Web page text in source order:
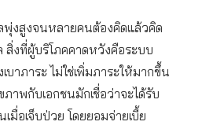
งสูงจนหลายคนต้องคิดแล้วคิด
สิ่งที่ผู้บริโภคคาดหวังคือระบบ
าภาระ ไม่ใช่เพิ่มภาระให้มากขึ้น
าพกับเอกชนมักเชื่อว่าจะได้รับ
มื่อเจ็บป่วย โดยยอมจ่ายเบี้ย